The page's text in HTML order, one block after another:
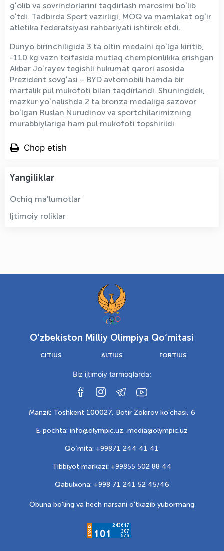
gʻolib va sovrindorlarini taqdirlash marosimi boʻlib
oʻtdi. Tadbirda Sport vazirligi, MOQ va mamlakat ogʻir
atletika federatsiyasi rahbariyati ishtirok etdi.
Dunyo birinchiligida 3 ta oltin medalni qoʻlga kiritib,
-110 kg vazn toifasida mutlaq chempionlikka erishgan
Akbar Joʻrayev tegishli hukumat qarori asosida
Prezident sovgʻasi – BYD avtomobili hamda bir
martalik pul mukofoti bilan taqdirlandi. Shuningdek,
mazkur yoʻnalishda 2 ta bronza medaliga sazovor
boʻlgan Ruslan Nurudinov va sportchilarimizning
murabbiylariga ham pul mukofoti topshirildi.
Chop etish
Yangiliklar
Ochiq ma'lumotlar
Ijtimoiy roliklar
O‘zbekiston Milliy Olimpiya Qo‘mitasi
CITIUS ALTIUS FORTIUS
Biz ijtimoiy tarmoqlarda:
Manzil: Toshkent 100027, Botir Zokirov ko'chasi, 6
E-pochta: info@olympic.uz ,media@olympic.uz
Qo‘mita: +99871 244 41 41
Tibbiyot markazi: +99855 502 88 44
Qabulxona: +998 71 241 52 45/46
Obuna bo'ling va hech narsani o'tkazib yubormang